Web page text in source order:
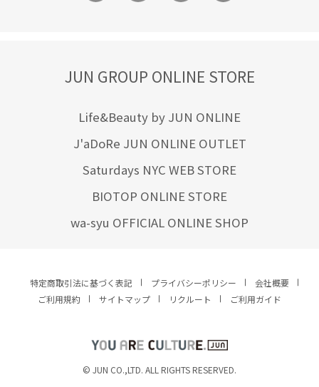
JUN GROUP ONLINE STORE
Life&Beauty by JUN ONLINE
J'aDoRe JUN ONLINE OUTLET
Saturdays NYC WEB STORE
BIOTOP ONLINE STORE
wa-syu OFFICIAL ONLINE SHOP
特定商取引法に基づく表記 プライバシーポリシー
会社概要
ご利用規約
サイトマップ リクルート ご利用ガイド
© JUN CO.,LTD. ALL RIGHTS RESERVED.